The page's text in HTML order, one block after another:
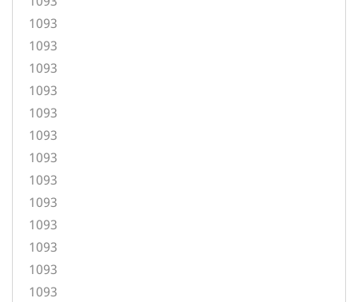
1093
1093
1093
1093
1093
1093
1093
1093
1093
1093
1093
1093
1093